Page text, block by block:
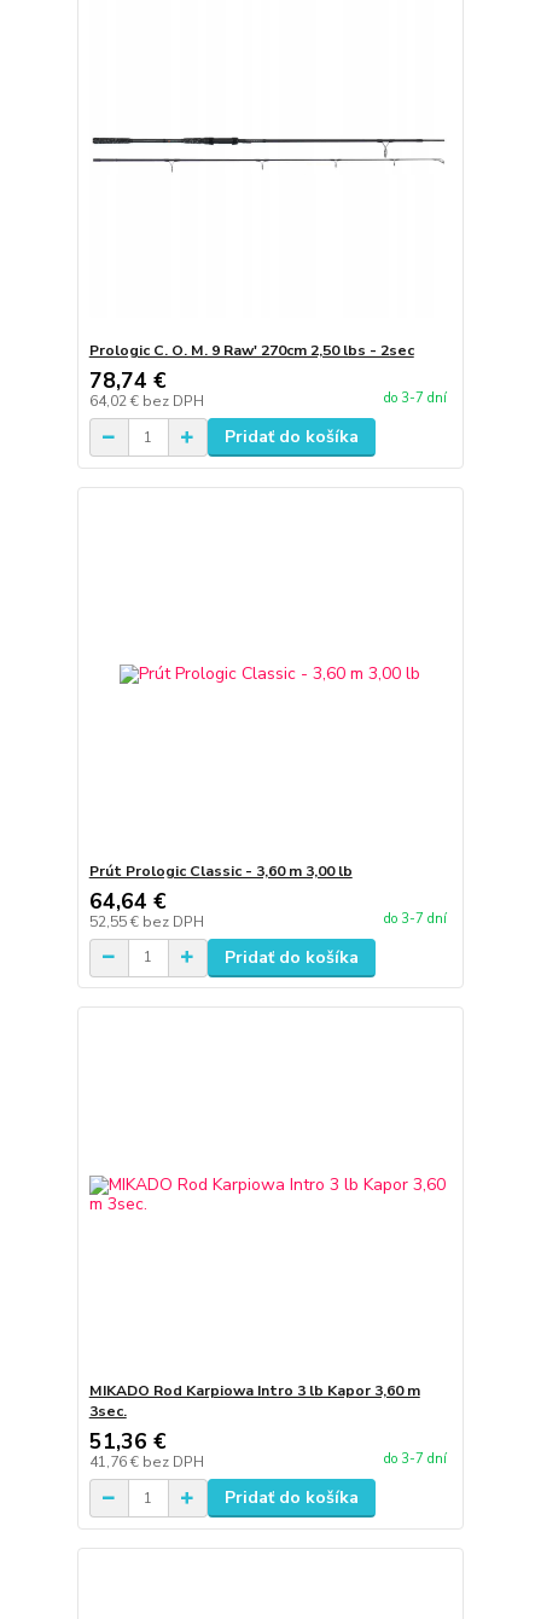
Prologic C. O. M. 9 Raw' 270cm 2,50 lbs - 2sec
78,74 €
64,02 € bez DPH do 3-7 dní
Pridať do košíka
Prút Prologic Classic - 3,60 m 3,00 lb
64,64 €
52,55 € bez DPH do 3-7 dní
Pridať do košíka
MIKADO Rod Karpiowa Intro 3 lb Kapor 3,60 m
3sec.
51,36 €
41,76 € bez DPH do 3-7 dní
Pridať do košíka